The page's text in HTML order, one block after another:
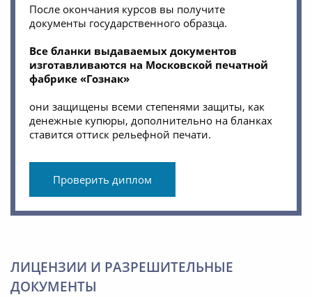
После окончания курсов вы получите
документы государственного образца.
Все бланки выдаваемых документов
изготавливаются на Московской печатной
фабрике «Гознак»
они защищены всеми степенями защиты, как
денежные купюры, дополнительно на бланках
ставится оттиск рельефной печати.
Проверить диплом
ЛИЦЕНЗИИ И РАЗРЕШИТЕЛЬНЫЕ
ДОКУМЕНТЫ